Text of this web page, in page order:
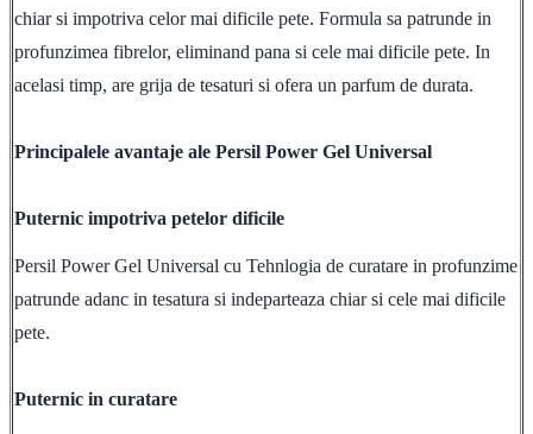
chiar si impotriva celor mai dificile pete. Formula sa patrunde in
profunzimea fibrelor, eliminand pana si cele mai dificile pete. In
acelasi timp, are grija de tesaturi si ofera un parfum de durata.
Principalele avantaje ale Persil Power Gel Universal
Puternic impotriva petelor dificile
Persil Power Gel Universal cu Tehnlogia de curatare in profunzime
patrunde adanc in tesatura si indeparteaza chiar si cele mai dificile
pete.
Puternic in curatare